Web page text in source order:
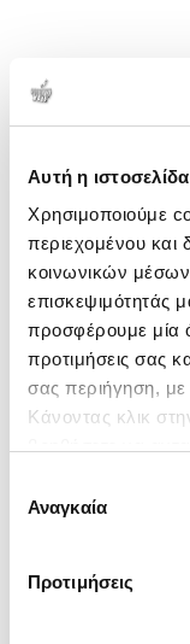
Αυτή η
Χρησιμοποιούμε
περιεχομένου και
κοινωνικών
επισκεψιμότητάς
προσφέρουμε μία
προτιμήσεις σας
σας περιήγηση, με
Κάνοντας κλικ στην
ενδιαφέρουν και
συγκατάθεσης
Αναγκαία
Προτιμήσεις